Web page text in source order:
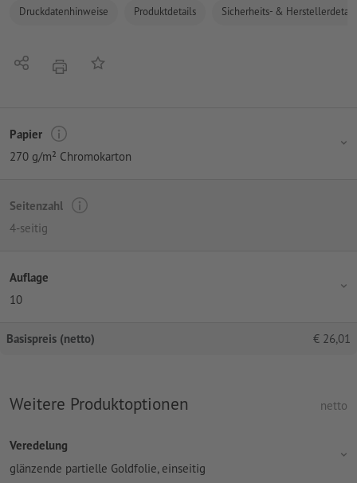
Druckdatenhinweise Produktdetails Sicherheits- &
Teilen DruckenAuf die Merkliste
Papier
270 g/m² Chromokarton
Seitenzahl
4-seitig
Auflage
10
Basispreis (netto) € 26,01
Weitere Produktoptionen netto
Veredelung
glänzende partielle Goldfolie, einseitig